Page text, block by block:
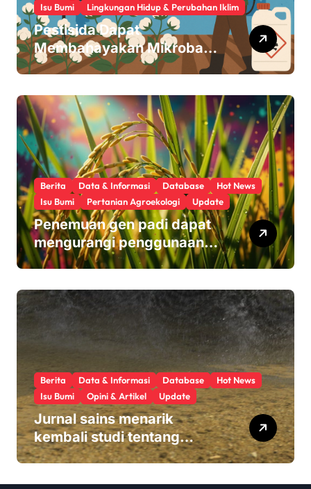
Isu Bumi
Lingkungan Hidup & Perubahan Iklim
Pestisida Dapat
Membahayakan Mikroba
Usus Kita
Berita Data & Informasi Database
Hot News
Isu Bumi
Pertanian Agroekologi Update
Penemuan gen padi dapat
mengurangi penggunaan
pupuk sekaligus melindungi
Berita Data & Informasi Database
Hot News
Isu Bumi
Opini & Artikel Update
Jurnal sains menarik
kembali studi tentang
keamanan Monsanto